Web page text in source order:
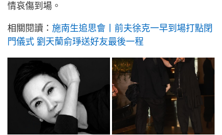
情哀傷到場。
相關閱讀： 施南生追思會丨前夫徐克一早到場打點閉
門儀式 劉天蘭俞琤送好友最後一程